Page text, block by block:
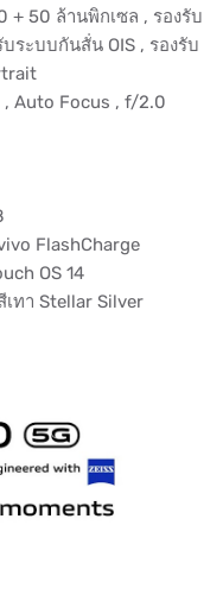
+ 50 ล้านพิกเซล , รองรับ
ระบบกันสั่น OIS , รองรับ
, Auto Focus , f/2.0
FlashCharge
OS 14
เทา Stellar Silver